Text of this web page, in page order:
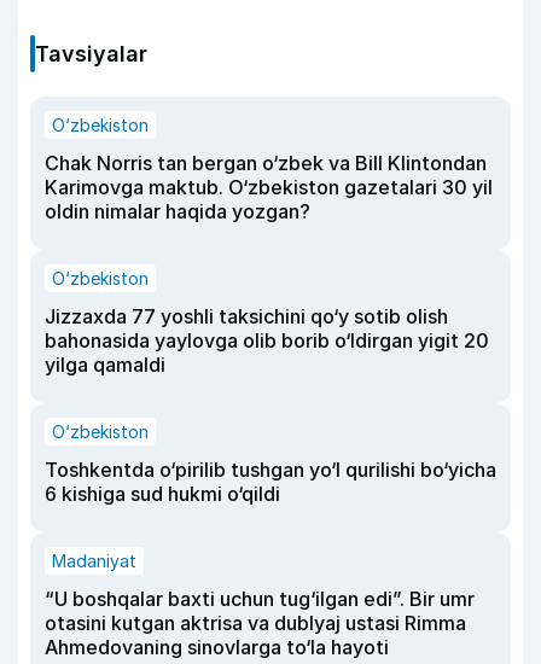
Tavsiyalar
O‘zbekiston
Chak Norris tan bergan o‘zbek va Bill Klintondan
Karimovga maktub. O‘zbekiston gazetalari 30 yil
oldin nimalar haqida yozgan?
O‘zbekiston
Jizzaxda 77 yoshli taksichini qo‘y sotib olish
bahonasida yaylovga olib borib o‘ldirgan yigit 20
yilga qamaldi
O‘zbekiston
Toshkentda o‘pirilib tushgan yo‘l qurilishi bo‘yicha
6 kishiga sud hukmi o‘qildi
Madaniyat
“U boshqalar baxti uchun tug‘ilgan edi”. Bir umr
otasini kutgan aktrisa va dublyaj ustasi Rimma
Ahmedovaning sinovlarga to‘la hayoti